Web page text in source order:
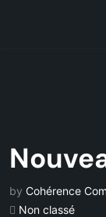
by Cohérence
Non classé